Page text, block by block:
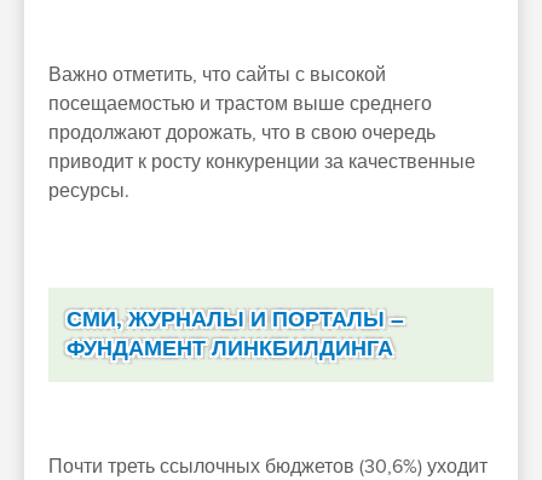
Важно отметить, что сайты с высокой
посещаемостью и трастом выше среднего
продолжают дорожать, что в свою очередь
приводит к росту конкуренции за качественные
ресурсы.
СМИ, ЖУРНАЛЫ И ПОРТАЛЫ –
ФУНДАМЕНТ ЛИНКБИЛДИНГА
Почти треть ссылочных бюджетов (30,6%) уходит